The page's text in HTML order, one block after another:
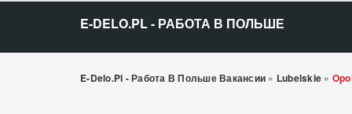
E-DELO.PL - РАБОТА В ПОЛЬШЕ
E-Delo.pl - Работа В Польше Вакансии » Lubelskie »